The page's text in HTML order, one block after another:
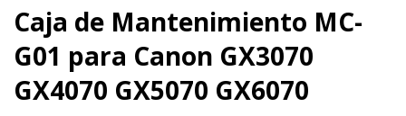
Caja de Mantenimiento MC-
G01 para Canon GX3070
GX4070 GX5070 GX6070